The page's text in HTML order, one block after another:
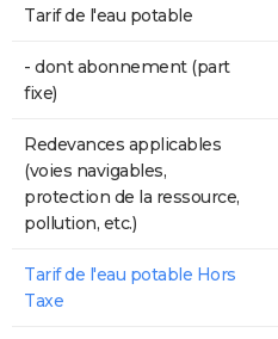
Tarif de l'eau potable
- dont abonnement (part
fixe)
Redevances applicables
(voies navigables,
protection de la ressource,
pollution, etc.)
Tarif de l'eau potable Hors
Taxe